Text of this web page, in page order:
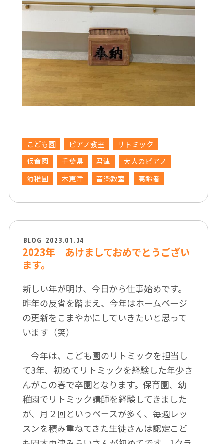
こども園 ピアノ教室
リトミック
保育園
千葉県 君津
大人のピアノ
幼稚園
木更津 音楽教室 高齢者
BLOG 2023.01.04
2023年 あけましておめでとうござい
ます。
新しい年が明け、今日から仕事始めです。
昨年の反省を踏まえ、今年はホームページ
の更新をこまやかにしていきたいと思って
います（笑）
今年は、こども園のリトミックを担当し
て3年、初めてリトミックを経験した年少さ
んがこの春で卒園となります。保育園、幼
稚園でリトミック講師を経験してきました
が、月２回というペースが多く、毎週レッ
スンを積み重ねてきた生徒さんは認定こど